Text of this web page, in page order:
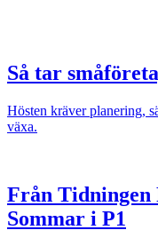
Så tar
Hösten kräver planering,
växa.
Från Tidningen
Sommar i P1